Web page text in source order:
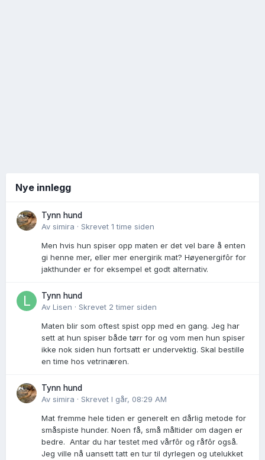
Nye innlegg
Tynn hund
Av simira · Skrevet 1 time siden
Men hvis hun spiser opp maten er det vel bare å enten
gi henne mer, eller mer energirik mat? Høyenergifôr for
jakthunder er for eksempel et godt alternativ.
Tynn hund
Av Lisen · Skrevet 2 timer siden
Maten blir som oftest spist opp med en gang. Jeg har
sett at hun spiser både tørr for og vom men hun spiser
ikke nok siden hun fortsatt er undervektig. Skal bestille
en time hos vetrinæren.
Tynn hund
Av simira · Skrevet I går, 08:29 AM
Mat fremme hele tiden er generelt en dårlig metode for
småspiste hunder. Noen få, små måltider om dagen er
bedre. Antar du har testet med vårfôr og råfôr også.
Jeg ville nå uansett tatt en tur til dyrlegen og utelukket